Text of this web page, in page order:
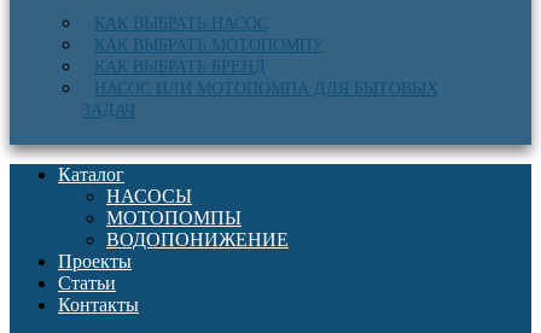
КАК ВЫБРАТЬ НАСОС
КАК ВЫБРАТЬ МОТОПОМПУ
КАК ВЫБРАТЬ БРЕНД
НАСОС ИЛИ МОТОПОМПА ДЛЯ БЫТОВЫХ
ЗАДАЧ
Каталог
НАСОСЫ
МОТОПОМПЫ
ВОДОПОНИЖЕНИЕ
Проекты
Статьи
Контакты